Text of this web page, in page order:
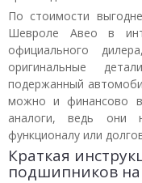
По стоимости
Шевроле Авео в
официального
оригинальные
подержанный
можно и финансово
аналоги, ведь они
функционалу или
Краткая
подшипников на